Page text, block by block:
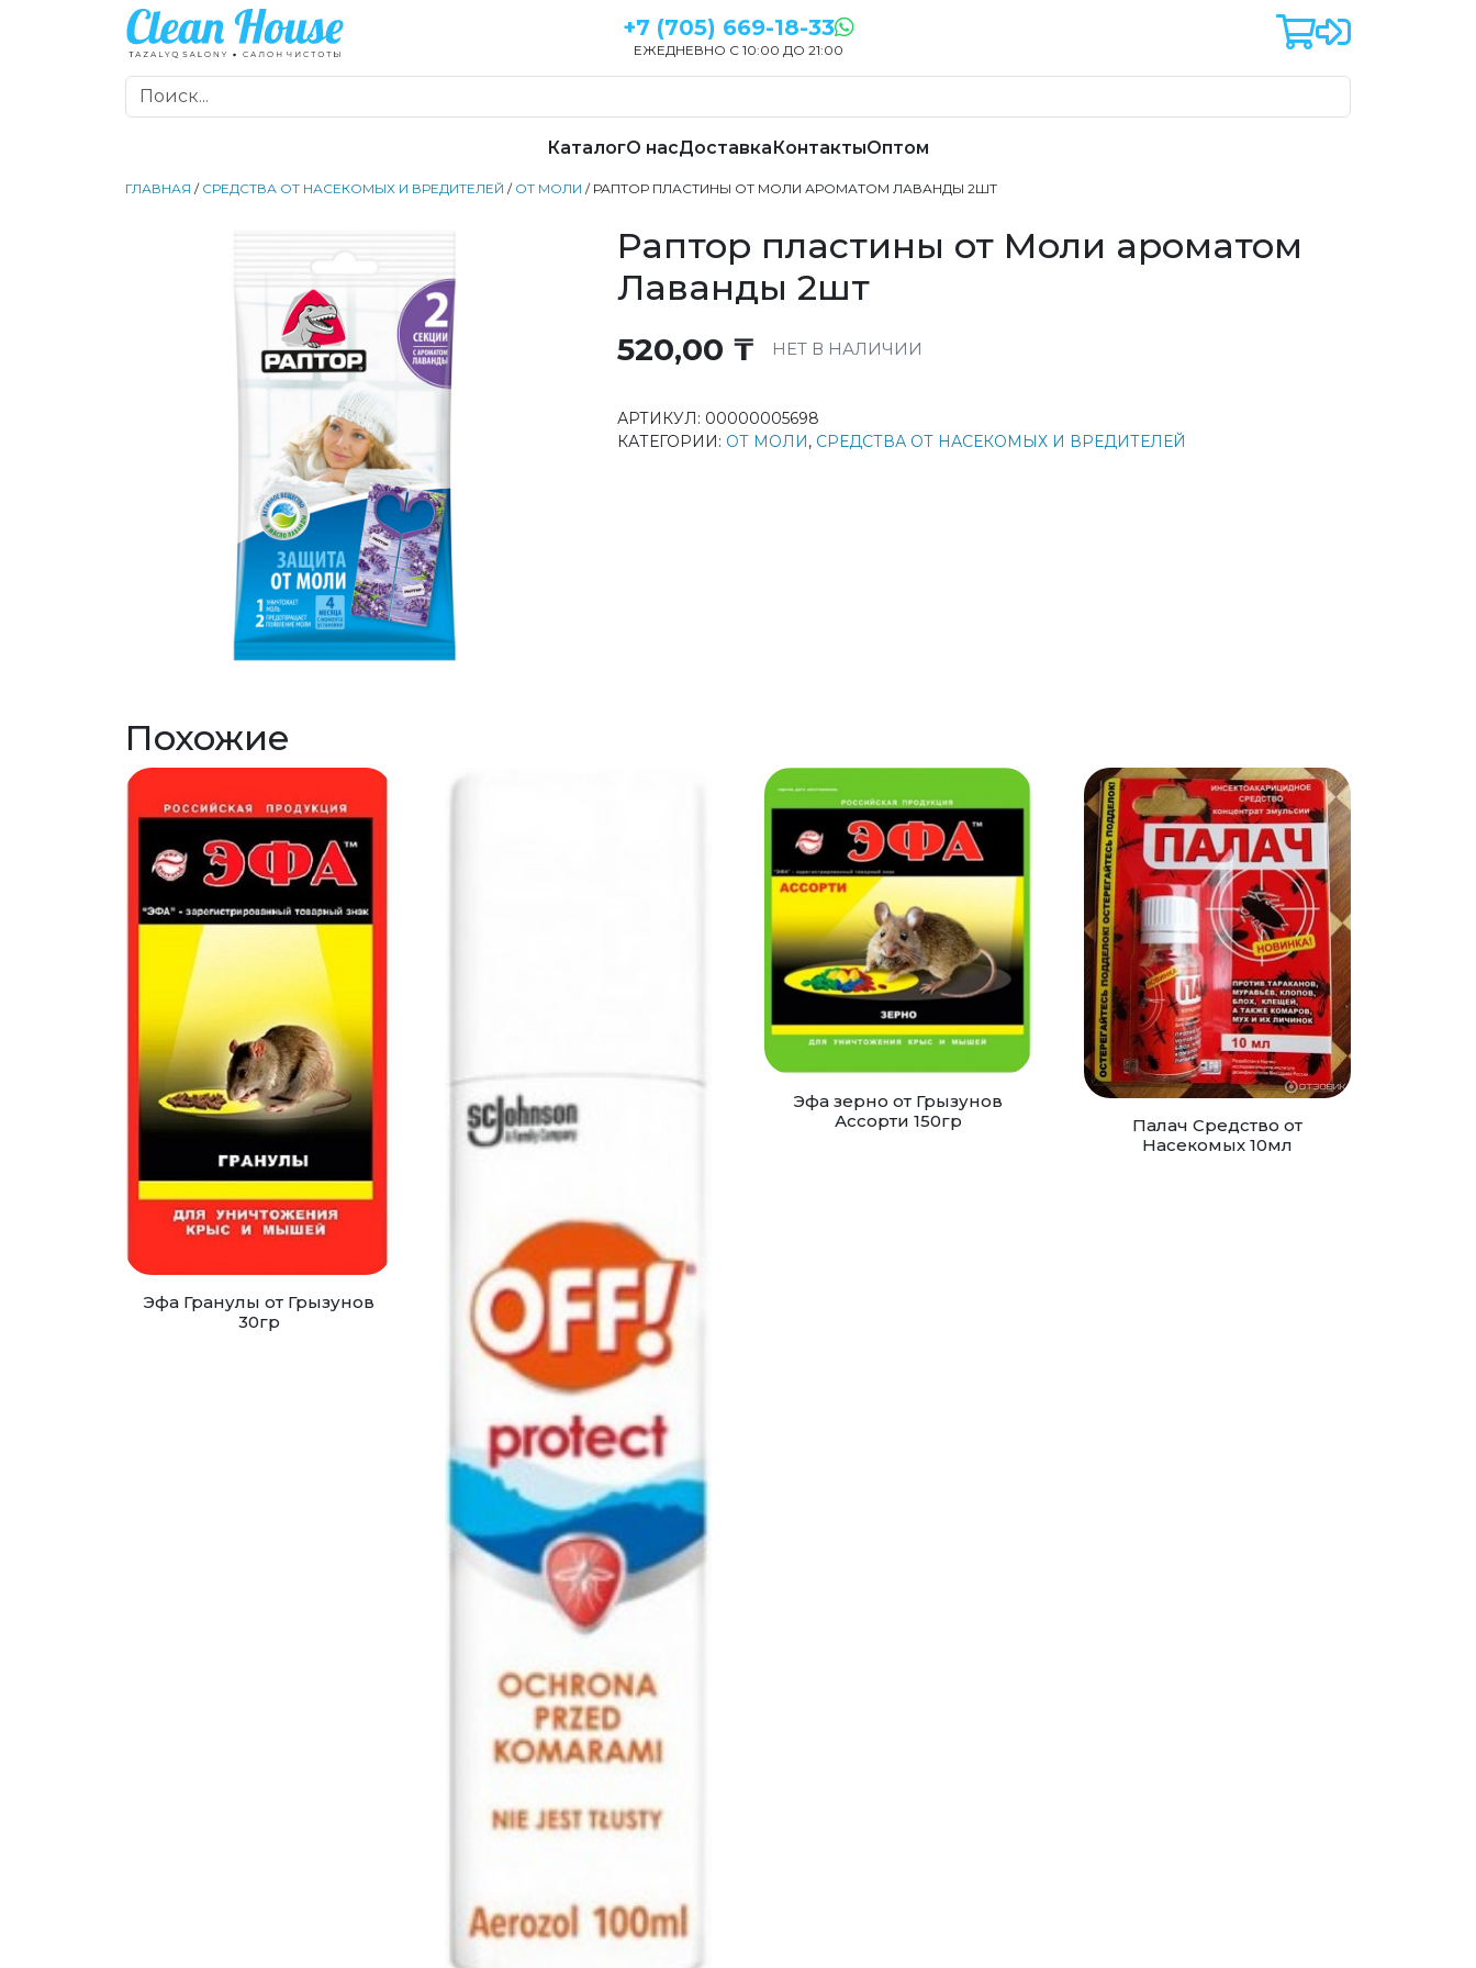
+7 (705) 669-18-33
ЕЖЕДНЕВНО С 10:00 ДО 21:00
КаталогО насДоставкаКонтактыОптом
ГЛАВНАЯ / СРЕДСТВА ОТ НАСЕКОМЫХ И ВРЕДИТЕЛЕЙ / ОТ МОЛИ / РАПТОР ПЛАСТИНЫ ОТ МОЛИ АРОМАТОМ ЛАВАНДЫ 2ШТ
Раптор пластины от Моли ароматом
Лаванды 2шт
520,00 ₸ НЕТ В НАЛИЧИИ
АРТИКУЛ: 00000005698
КАТЕГОРИИ: ОТ МОЛИ, СРЕДСТВА ОТ НАСЕКОМЫХ И ВРЕДИТЕЛЕЙ
Похожие
Эфа Гранулы от Грызунов
30гр
Эфа зерно от Грызунов
Ассорти 150гр
Палач Средство от
Насекомых 10мл